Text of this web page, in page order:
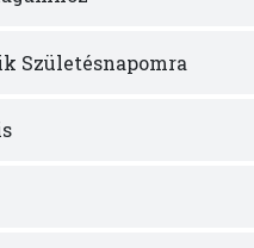
Születésnapomra